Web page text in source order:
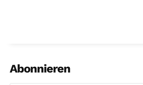
Abonnieren